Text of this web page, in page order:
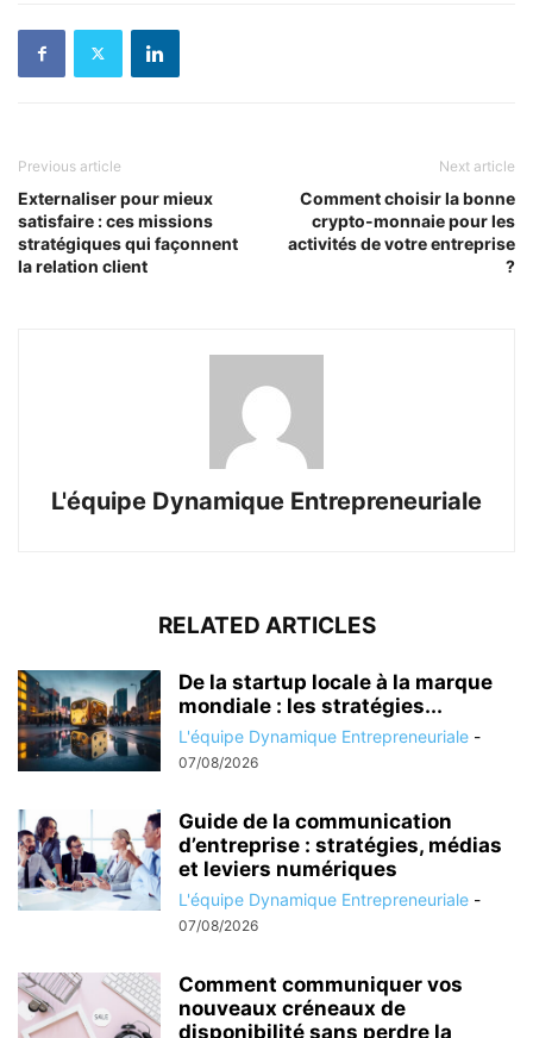
Previous article
Externaliser pour mieux
satisfaire : ces missions
stratégiques qui façonnent
la relation client
Next article
Comment choisir la bonne
crypto-monnaie pour les
activités de votre entreprise
?
L'équipe Dynamique Entrepreneuriale
RELATED ARTICLES
De la startup locale à la marque
mondiale : les stratégies...
L'équipe Dynamique Entrepreneuriale -
07/08/2026
Guide de la communication
d’entreprise : stratégies, médias
et leviers numériques
L'équipe Dynamique Entrepreneuriale -
07/08/2026
Comment communiquer vos
nouveaux créneaux de
disponibilité sans perdre la